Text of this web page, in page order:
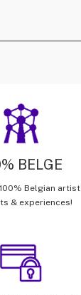
BELGE
Belgian artist
& experiences!